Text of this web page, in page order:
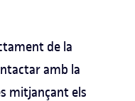
de la
amb la
mitjançant els